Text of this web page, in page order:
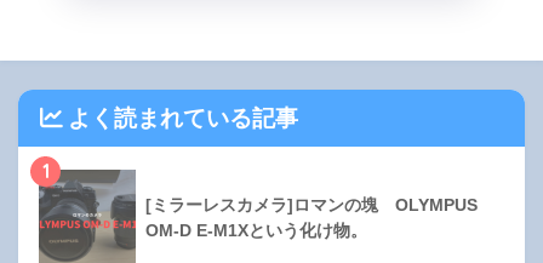
よく読まれている記事
1
[ミラーレスカメラ]ロマンの塊 OLYMPUS
OM-D E-M1Xという化け物。